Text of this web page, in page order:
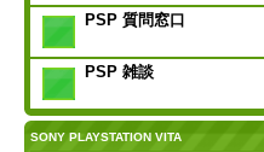
PSP 質問窓口
PSP 雑談
SONY PLAYSTATION VITA